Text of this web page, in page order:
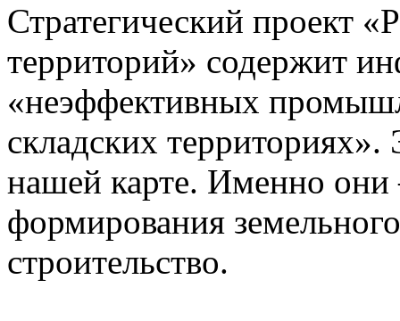
Стратегический проект
территорий» содержит
«неэффективных
складских
нашей карте. Именно они
формирования
строительство.